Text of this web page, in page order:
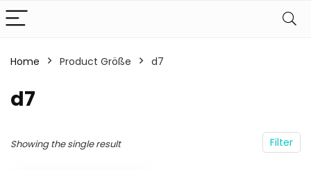
Home Product Größe ‎d7
‎d7
Filter
Showing the single result